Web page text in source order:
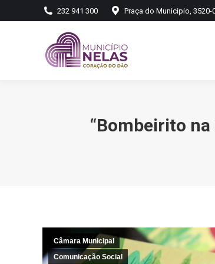
232 941 300 Praça do Municipio, 3520-
“Bombeirito
Câmara Municipal
Comunicação Social